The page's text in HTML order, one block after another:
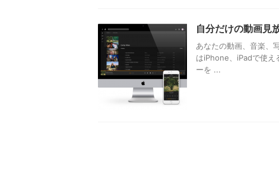
自分だけの動画見
あなたの動画、音楽、
はiPhone、iPadで使え
ーを ...